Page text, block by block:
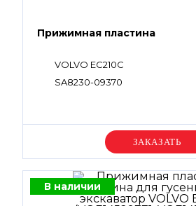
Прижимная пластина
VOLVO EC210C
SA8230-09370
Уточняйте цену
В наличии